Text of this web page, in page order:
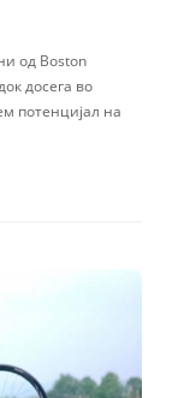
од Boston
досега во
потенцијал на